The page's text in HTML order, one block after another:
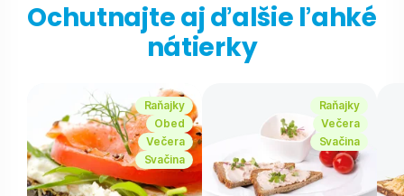
Ochutnajte aj ďalšie ľahké
nátierky
Raňajky
Obed
Večera
Svačina
Raňajky
Večera
Svačina